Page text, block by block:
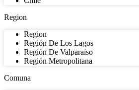
Region
Region
Región De Los Lagos
Región De Valparaíso
Región Metropolitana
Comuna